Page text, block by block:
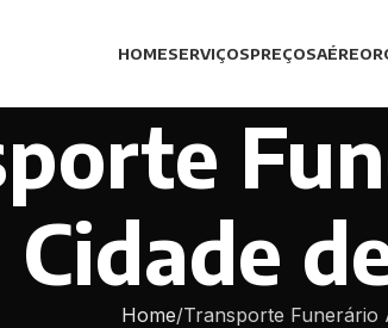
HOMESERVIÇOSPREÇOSAÉREO
Cidade
Home Transporte Funerário